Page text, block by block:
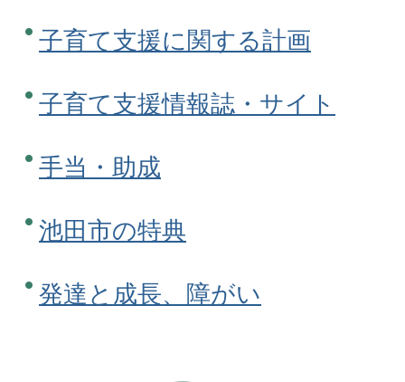
子育て支援に関する計画
子育て支援情報誌・サイト
手当・助成
池田市の特典
発達と成長、障がい